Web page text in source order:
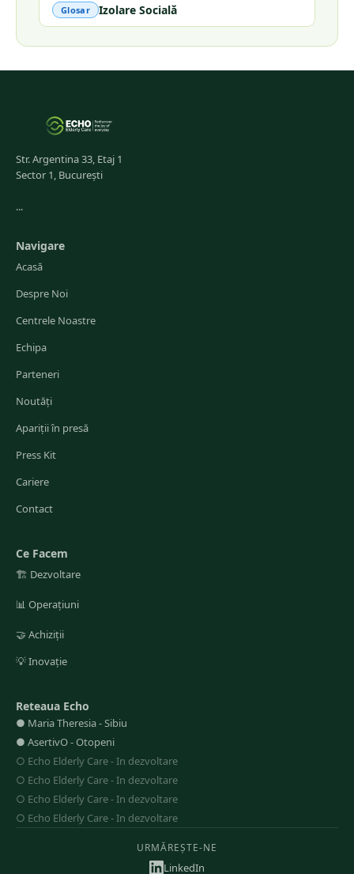
Glosar Izolare Socială
Str. Argentina 33, Etaj 1
Sector 1, București
...
Navigare
Acasă
Despre Noi
Centrele Noastre
Echipa
Parteneri
Noutăți
Apariții în presă
Press Kit
Cariere
Contact
Ce Facem
🏗️ Dezvoltare
📊 Operațiuni
🤝 Achiziții
💡Inovație
Reteaua Echo
● Maria Theresia-Sibiu
● AsertivO-Otopeni
○ Echo Elderly Care-In dezvoltare
○ Echo Elderly Care-In dezvoltare
○ Echo Elderly Care-In dezvoltare
○ Echo Elderly Care-In dezvoltare
URMĂREȘTE-NE
LinkedIn